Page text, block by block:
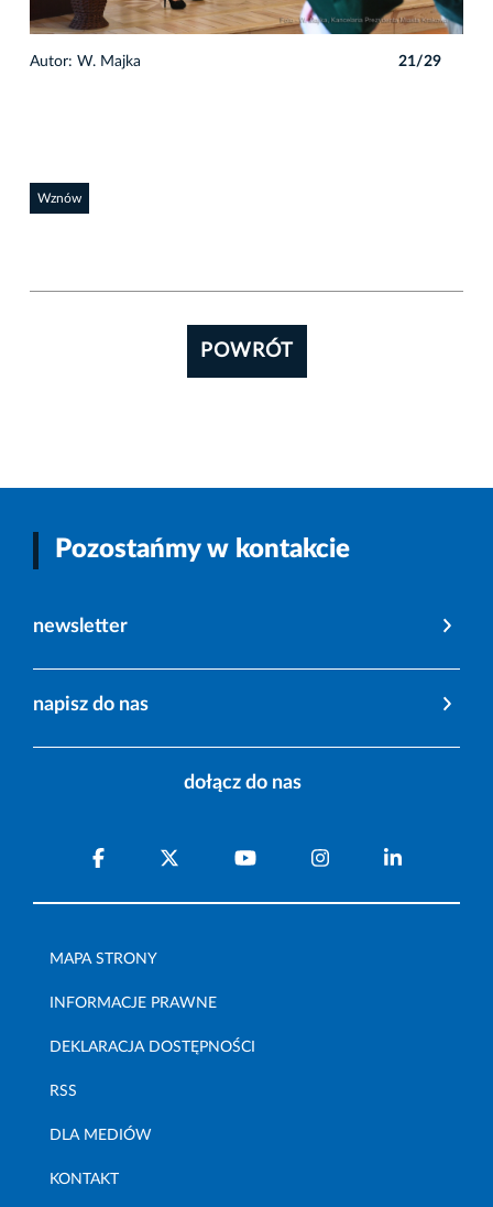
Autor: W. Majka 21/29
Wznów
POWRÓT
Pozostańmy w kontakcie
newsletter
napisz do nas
dołącz do nas
MAPA STRONY
INFORMACJE PRAWNE
DEKLARACJA DOSTĘPNOŚCI
RSS
DLA MEDIÓW
KONTAKT